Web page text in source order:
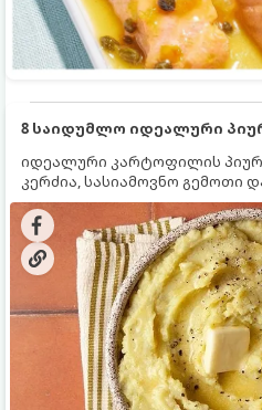
8 საიდუმლო იდეალური
იდეალური კარტოფილის
კერძია, სასიამოვნო გემოთი
ფერით. მისი მომზადება
არსებობს რამდენიმე
იცოდეთ, რომ პიურე